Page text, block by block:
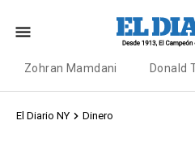
Zohran Mamdani Donald
El Diario NY Dinero